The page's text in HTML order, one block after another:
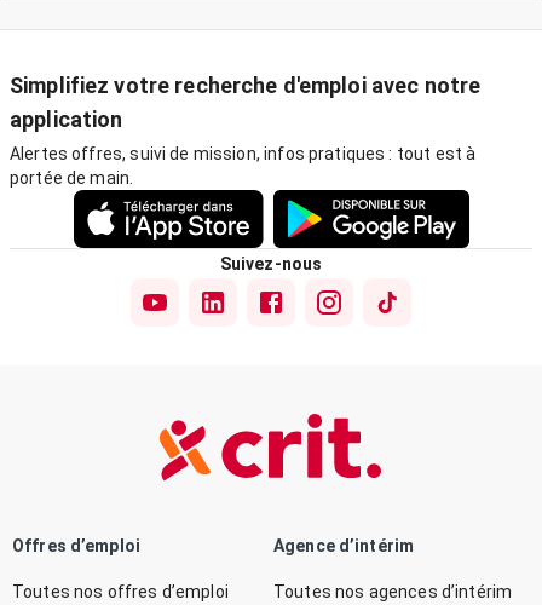
Simplifiez votre recherche d'emploi avec notre
application
Alertes offres, suivi de mission, infos pratiques : tout est à
portée de main.
Suivez-nous
Offres d’emploi
Toutes nos offres d’emploi
Agence d’intérim
Toutes nos agences d’intérim